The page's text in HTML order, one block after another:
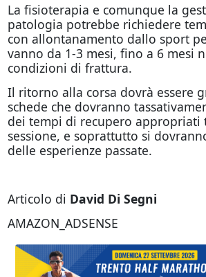
La fisioterapia e comunque la
patologia potrebbe richiedere
con allontanamento dallo sport
vanno da 1-3 mesi, fino a 6 mesi
condizioni di frattura.
Il ritorno alla corsa dovrà essere
schede che dovranno
dei tempi di recupero appropriati
sessione, e soprattutto si
delle esperienze passate.
Articolo di David Di Segni
AMAZON_ADSENSE